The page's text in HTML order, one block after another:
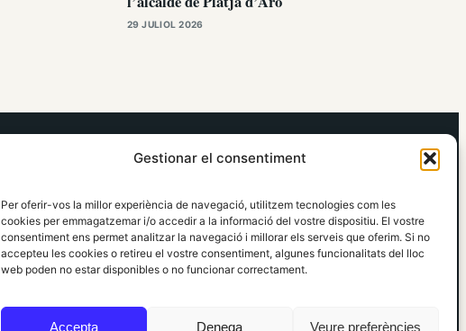
Gestionar el consentiment
Per oferir-vos la millor experiència de navegació, utilitzem tecnologies com les
cookies per emmagatzemar i/o accedir a la informació del vostre dispositiu. El vostre
consentiment ens permet analitzar la navegació i millorar els serveis que oferim. Si no
accepteu les cookies o retireu el vostre consentiment, algunes funcionalitats del lloc
web poden no estar disponibles o no funcionar correctament.
Accepta Denega Veure preferències
29 JULIOL 2026
elRidaura.com
Política de Cookies
Política Editorial